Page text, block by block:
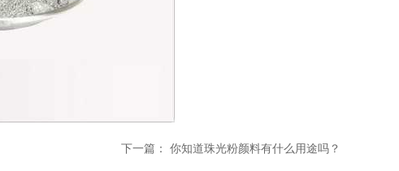
下一篇： 你知道珠光粉颜料有什么用途吗？